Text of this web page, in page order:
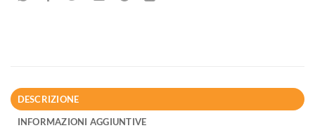
DESCRIZIONE
INFORMAZIONI AGGIUNTIVE